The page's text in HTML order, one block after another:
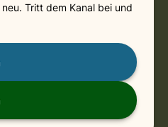
Tritt dem Kanal bei und